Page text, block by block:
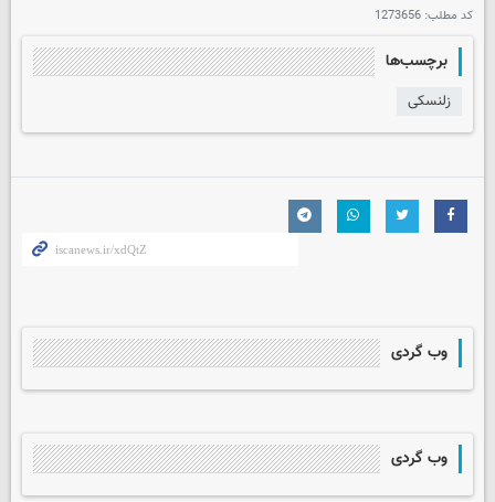
کد مطلب: 1273656
برچسب‌ها
زلنسکی
وب گردی
وب گردی